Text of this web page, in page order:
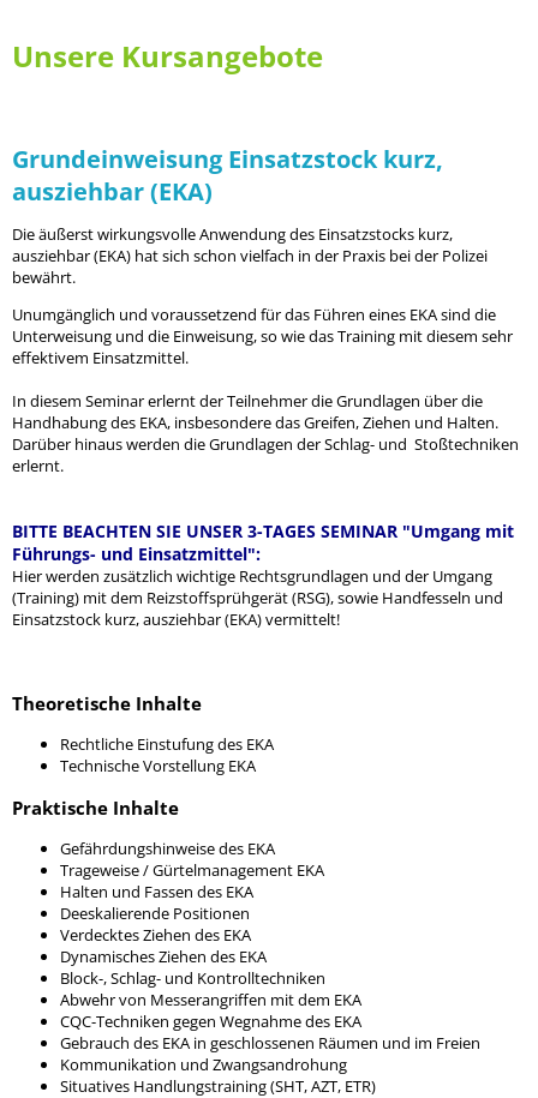
Unsere Kursangebote
Grundeinweisung Einsatzstock kurz,
ausziehbar (EKA)
Die äußerst wirkungsvolle Anwendung des Einsatzstocks kurz,
ausziehbar (EKA) hat sich schon vielfach in der Praxis bei der Polizei
bewährt.
Unumgänglich und voraussetzend für das Führen eines EKA sind die
Unterweisung und die Einweisung, so wie das Training mit diesem sehr
effektivem Einsatzmittel.
In diesem Seminar erlernt der Teilnehmer die Grundlagen über die
Handhabung des EKA, insbesondere das Greifen, Ziehen und Halten.
Darüber hinaus werden die Grundlagen der Schlag- und Stoßtechniken
erlernt.
BITTE BEACHTEN SIE UNSER 3-TAGES SEMINAR "Umgang mit
Führungs- und Einsatzmittel":
Hier werden zusätzlich wichtige Rechtsgrundlagen und der Umgang
(Training) mit dem Reizstoffsprühgerät (RSG), sowie Handfesseln und
Einsatzstock kurz, ausziehbar (EKA) vermittelt!
Theoretische Inhalte
Rechtliche Einstufung des EKA
Technische Vorstellung EKA
Praktische Inhalte
Gefährdungshinweise des EKA
Trageweise / Gürtelmanagement EKA
Halten und Fassen des EKA
Deeskalierende Positionen
Verdecktes Ziehen des EKA
Dynamisches Ziehen des EKA
Block-, Schlag- und Kontrolltechniken
Abwehr von Messerangriffen mit dem EKA
CQC-Techniken gegen Wegnahme des EKA
Gebrauch des EKA in geschlossenen Räumen und im Freien
Kommunikation und Zwangsandrohung
Situatives Handlungstraining (SHT, AZT, ETR)